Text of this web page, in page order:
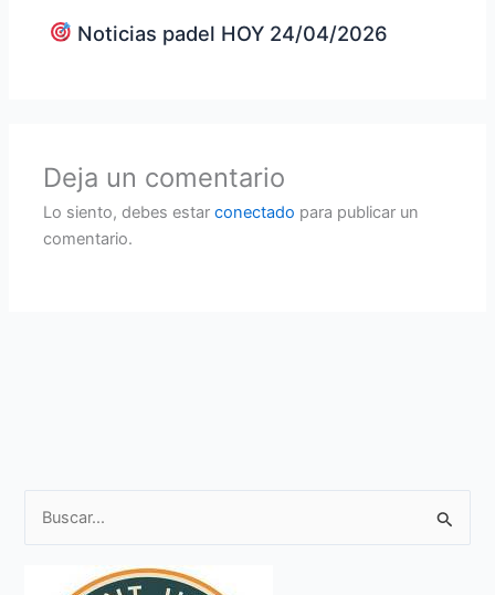
Noticias padel HOY 24/04/2026
Deja un comentario
Lo siento, debes estarconectado para publicar un
comentario.